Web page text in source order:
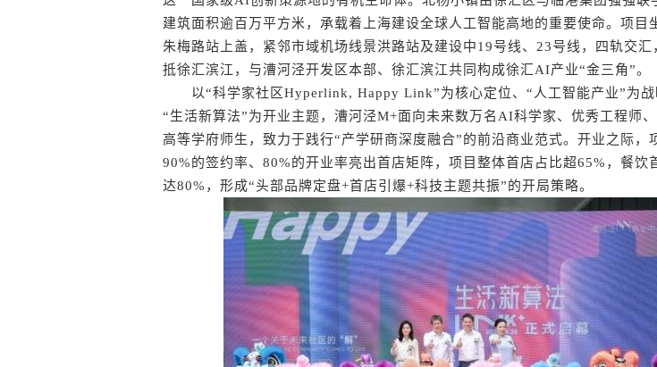
建筑面积逾百万平方米，承载着上海建设全球人工智能高地的重要使命。项目
朱梅路站上盖，紧邻市域机场线景洪路站及建设中19号线、23号线，四轨交汇
抵徐汇滨江，与漕河泾开发区本部、徐汇滨江共同构成徐汇AI产业“金三角”。
以“科学家社区Hyperlink, Happy Link”为核心定位、“人工智能产业”为战
“生活新算法”为开业主题，漕河泾M+面向未来数万名AI科学家、优秀工程师
高等学府师生，致力于践行“产学研商深度融合”的前沿商业范式。开业之际，
90%的签约率、80%的开业率亮出首店矩阵，项目整体首店占比超65%，餐饮
达80%，形成“头部品牌定盘+首店引爆+科技主题共振”的开局策略。